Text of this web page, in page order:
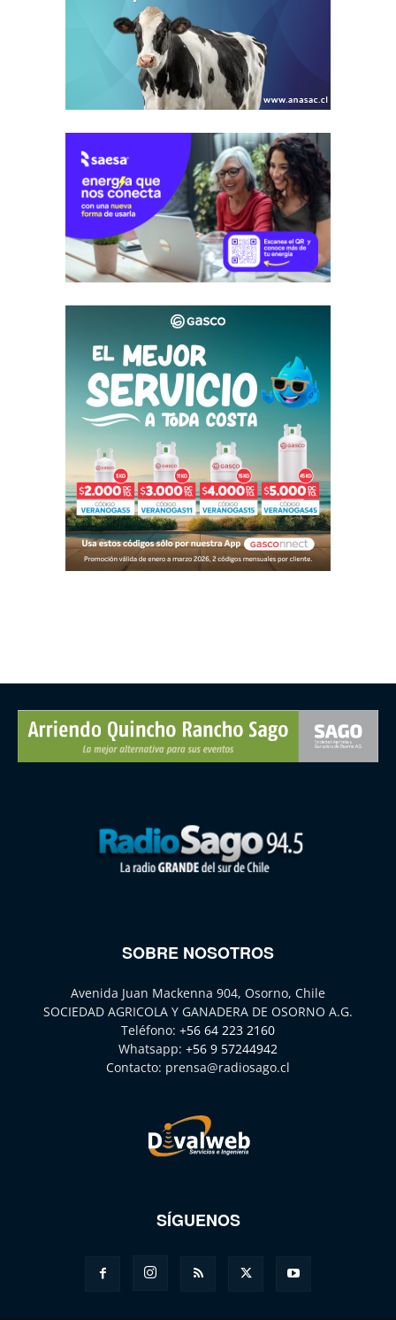
SOBRE NOSOTROS
Avenida Juan Mackenna 904, Osorno, Chile
SOCIEDAD AGRICOLA Y GANADERA DE OSORNO A.G.
Teléfono: +56 64 223 2160
Whatsapp: +56 9 57244942
Contacto: prensa@radiosago.cl
SÍGUENOS